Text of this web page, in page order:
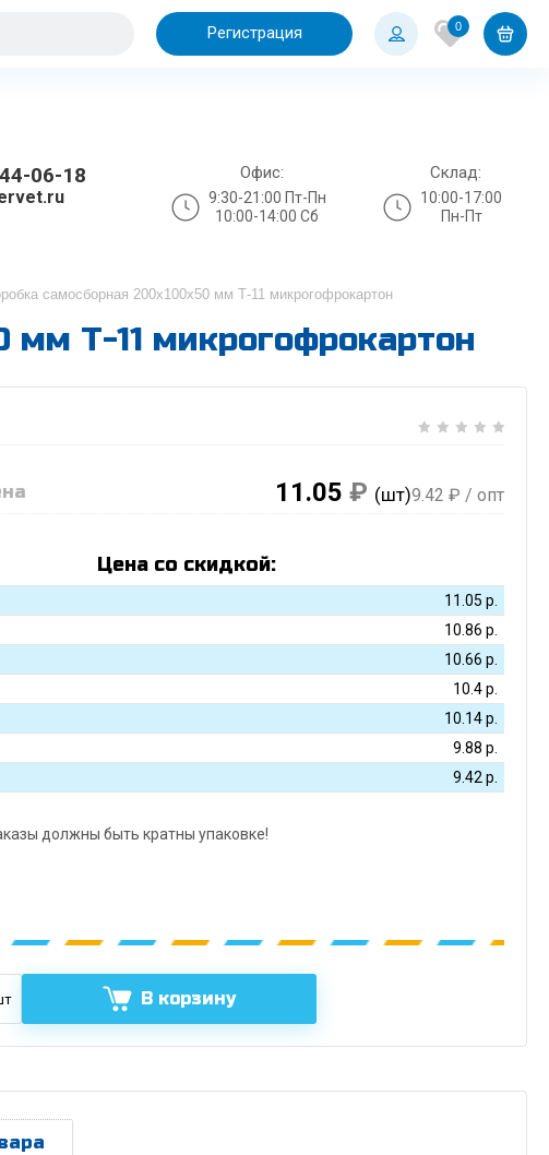
Регистрация 0
06-18 Офис:
9:30-21:00 Пт-Пн
10:00-14:00 Сб
Склад:
10:00-17:00
Пн-Пт
самосборная 200х100х50 мм Т-11 микрогофрокартон
мм Т-11 микрогофрокартон
11.05 ₽ (шт)9.42 ₽ / опт
Цена со скидкой:
11.05 р.
10.86 р.
10.66 р.
10.4р.
10.14р.
9.88 р.
9.42 р.
должны быть кратны упаковке!
В корзину